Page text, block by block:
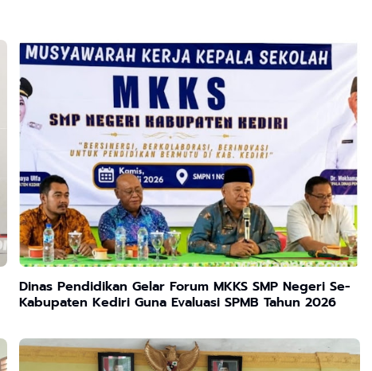
Dinas Pendidikan Gelar Forum MKKS SMP Negeri Se-
Kabupaten Kediri Guna Evaluasi SPMB Tahun 2026